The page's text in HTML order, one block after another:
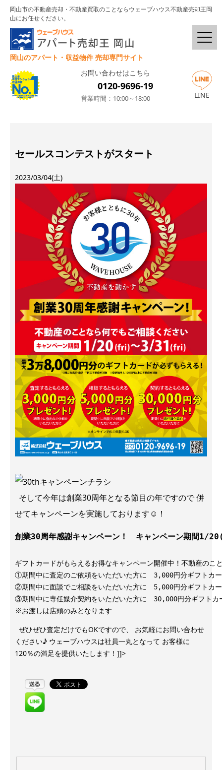
岡山市の不動産売却・不動産買取のことならウェーブハウス不動産売却王岡
山にお任せください。
岡山のアパート・収益物件 売却専門サイト
お問い合わせはこちら
0120-9696-19
営業時間：10:00～18:00 LINE
セールスコンテストがスタート
2023/03/04(土)
そして今年は創業30周年となる節目の年ですので 併
せてキャンペーンを実施しております☺！
創業30周年
ギフトカードがもらえるお得なキャンペーン開催中！不動産のこ
①期間中に査定のご依頼をいただいた方に　3,000円分ギフトカ
②期間中に面談でご相談をいただいた方に　5,000円分ギフトカ
③期間中に専任媒介契約をいただいた方に　30,000円分ギフト
※お渡しは店頭のみとなります
ぜひぜひ査定だけでもOKですので、 お気軽にお問い合わせ
ください♪ ウェーブハウスは社員一丸となって お客様に
120％の満足を提供いたします！]]>